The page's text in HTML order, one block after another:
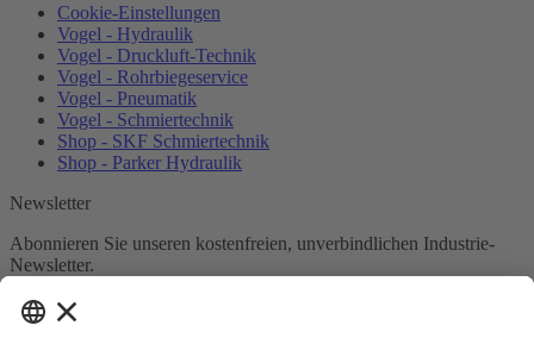
Cookie-Einstellungen
Vogel - Hydraulik
Vogel - Druckluft-Technik
Vogel - Rohrbiegeservice
Vogel - Pneumatik
Vogel - Schmiertechnik
Shop - SKF Schmiertechnik
Shop - Parker Hydraulik
Newsletter
Abonnieren Sie unseren kostenfreien, unverbindlichen Industrie-
Newsletter.